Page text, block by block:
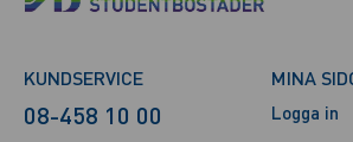
KUNDSERVICE
08-458 10 00
MINA
Logga in